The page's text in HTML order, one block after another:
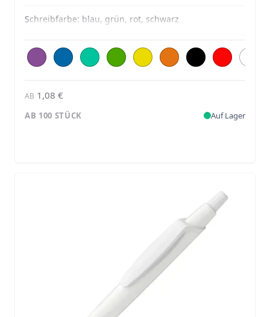
Schreibfarbe: blau, grün, rot, schwarz
AB 1,08 €
AB 100 STÜCK Auf Lager